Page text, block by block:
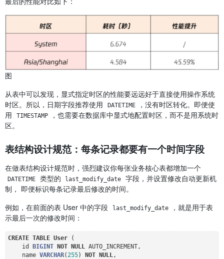
图
从表中可以发现，显式指定时区的性能要远远好于直接使用操作系统
时区。所以，日期字段推荐使用
DATETIME
，没有时区转化。即便使
用
TIMESTAMP
，也需要在数据库中显式地配置时区，而不是用系统时
区。
表结构设计规范：每条记录都要有一个时间字段
在做表结构设计规范时，强烈建议你每张业务核心表都增加一个
DATETIME 类型的 last_modify_date
字段，并设置修改自动更新机
制， 即便标识每条记录最后修改的时间。
例如，在前面的表 User 中的字段
last_modify_date
，就是用于表
示最后一次的修改时间：
CREATE TABLE User (
    id
BIGINT NOT NULL AUTO_INCREMENT,
    name
VARCHAR(255) NOT NULL,